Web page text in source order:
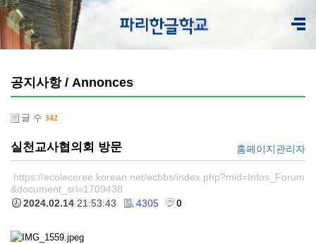
공지사항 / Annonces
글 수 342
실천교사협의회 방문 홈페이지관리자
https://ecolecoree.korean.net/ecbbs/index.php?mid=Infos_Forum
&document_srl=1709438
2024.02.14 21:53:43 4305 0